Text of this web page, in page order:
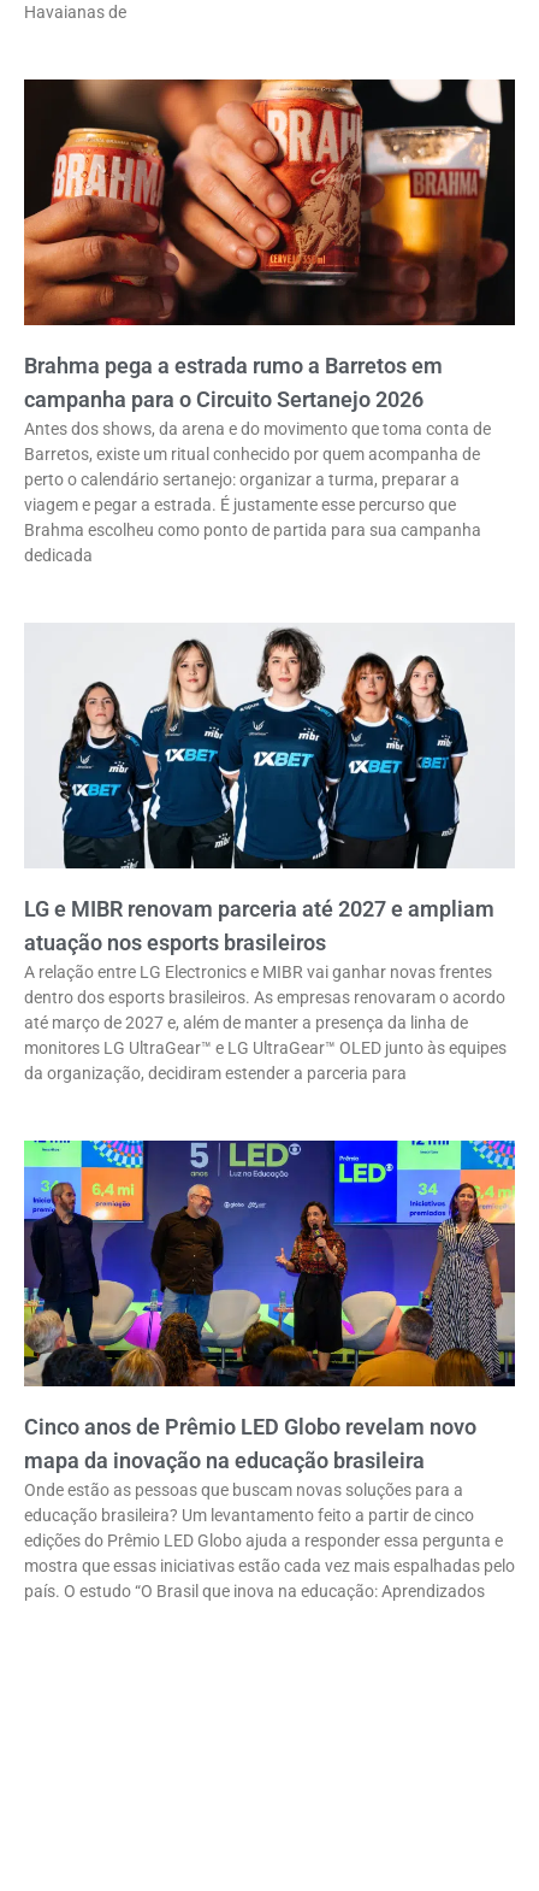
Havaianas de
Brahma pega a estrada rumo a Barretos em
campanha para o Circuito Sertanejo 2026
Antes dos shows, da arena e do movimento que toma conta de
Barretos, existe um ritual conhecido por quem acompanha de
perto o calendário sertanejo: organizar a turma, preparar a
viagem e pegar a estrada. É justamente esse percurso que
Brahma escolheu como ponto de partida para sua campanha
dedicada
LG e MIBR renovam parceria até 2027 e ampliam
atuação nos esports brasileiros
A relação entre LG Electronics e MIBR vai ganhar novas frentes
dentro dos esports brasileiros. As empresas renovaram o acordo
até março de 2027 e, além de manter a presença da linha de
monitores LG UltraGear™ e LG UltraGear™ OLED junto às equipes
da organização, decidiram estender a parceria para
Cinco anos de Prêmio LED Globo revelam novo
mapa da inovação na educação brasileira
Onde estão as pessoas que buscam novas soluções para a
educação brasileira? Um levantamento feito a partir de cinco
edições do Prêmio LED Globo ajuda a responder essa pergunta e
mostra que essas iniciativas estão cada vez mais espalhadas pelo
país. O estudo “O Brasil que inova na educação: Aprendizados